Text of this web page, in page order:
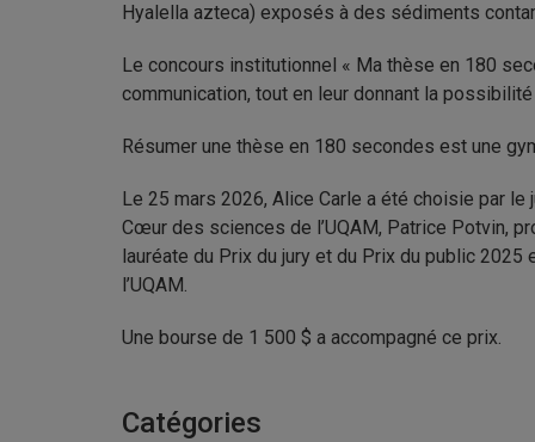
Hyalella azteca) exposés à des sédiments
Le concours institutionnel « Ma thèse en 180
communication, tout en leur donnant la
Résumer une thèse en 180 secondes est une
Le 25 mars 2026, Alice Carle a été choisie par
Cœur des sciences de l’UQAM, Patrice Potvin,
lauréate du Prix du jury et du Prix du public
l’UQAM.
Une bourse de 1 500 $ a accompagné ce prix.
Catégories